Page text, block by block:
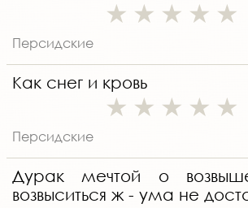
Персидские
Как снег и кровь
Персидские
Дурак мечтой о
возвыситься ж - ума не